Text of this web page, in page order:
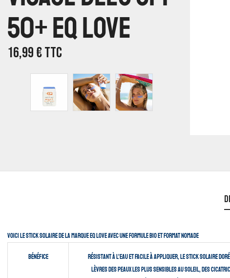
50+ EQ Love
16,99€TTC
Voici le stick solaire de la marque EQ Love avec une Formule Bio et format nomade
Bénéfice
Résistant à l’eau et facile à appliquer, le Stick Solaire
lèvres des peaux les plus sensibles au soleil, des